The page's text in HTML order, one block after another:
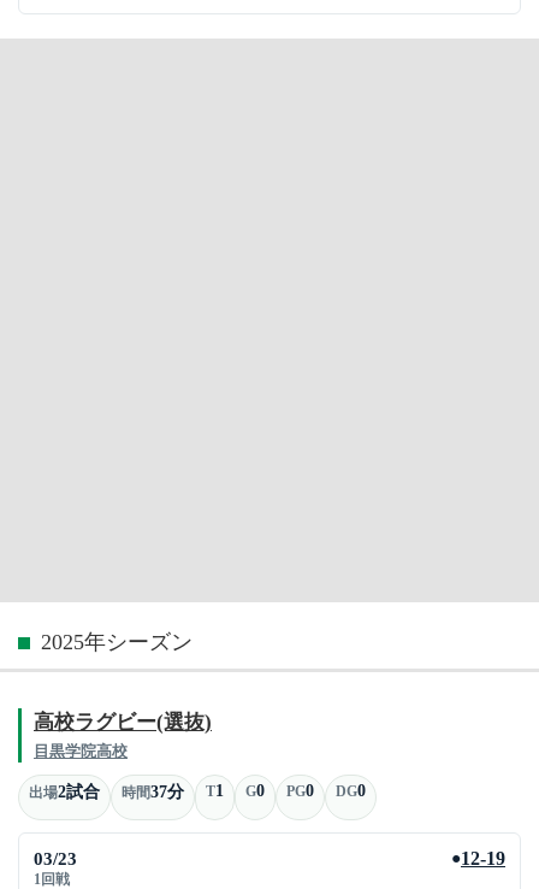
2025年シーズン
高校ラグビー(選抜)
目黒学院高校
出場2試合 時間37分 T1 G0 PG0 DG0
03/23
1回戦
●12-19